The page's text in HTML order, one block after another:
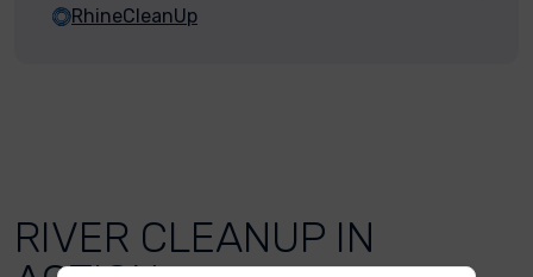
RhineCleanUp
RIVER CLEANUP IN